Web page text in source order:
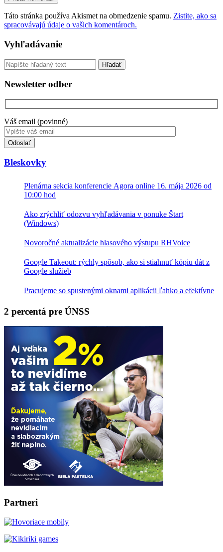
Táto stránka používa Akismet na obmedzenie spamu. Zistite, ako sa
spracovávajú údaje o vašich komentároch.
Sidebar
Vyhľadávanie
Vyhľadávanie
Newsletter odber
Váš email (povinné)
Toto
pole
nevyplňujte.
Bleskovky
Plenárna sekcia konferencie Agora online 16. mája 2026 od
10:00 hod
Ako zrýchliť odozvu vyhľadávania v ponuke Štart
(Windows)
Novoročné aktualizácie hlasového výstupu RHVoice
Google Takeout: rýchly spôsob, ako si stiahnuť kópiu dát z
Google služieb
Pracujeme so spustenými oknami aplikácii ľahko a efektívne
2 percentá pre ÚNSS
Partneri